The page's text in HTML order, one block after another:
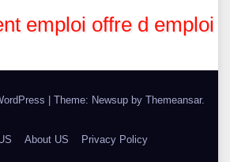
Theme: Newsup by Themeansar.
About US Privacy Policy